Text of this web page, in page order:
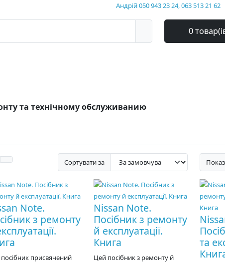
Андрій 050 943 23 24, 063 513 21 62
0
та технічному обслуживанию
Сортувати за
Note.
з ремонту
присвячений
Nissan Note.
Посібник з ремонту
й експлуатації.
Книга
Цей посібник з ремонту й
та